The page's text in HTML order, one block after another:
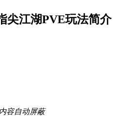
尖江湖PVE玩法简介
容自动屏蔽